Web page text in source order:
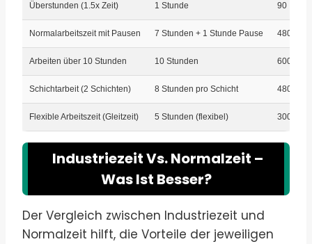
Überstunden (1.5x Zeit) 1 Stunde 90
Normalarbeitszeit mit Pausen 7 Stunden + 1 Stunde Pause 480
Arbeiten über 10 Stunden 10 Stunden 600
Schichtarbeit (2 Schichten) 8 Stunden pro Schicht 480
Flexible Arbeitszeit (Gleitzeit) 5 Stunden (flexibel) 300
Industriezeit Vs. Normalzeit –
Was Ist Besser?
Der Vergleich zwischen Industriezeit und
Normalzeit hilft, die Vorteile der jeweiligen